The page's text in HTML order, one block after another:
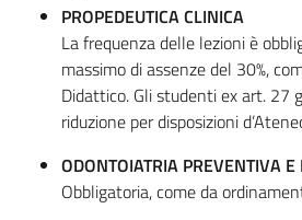
PROPEDEUTICA CLINICA
La frequenza delle lezioni è
massimo di assenze del 30%,
Didattico. Gli studenti ex art. 27
riduzione per disposizioni
ODONTOIATRIA PREVENTIVA
Obbligatoria, come da